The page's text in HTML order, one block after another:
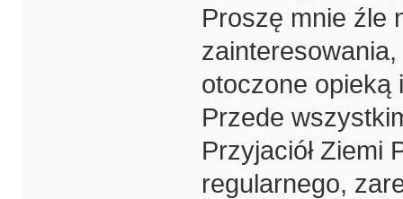
Proszę mnie źle
otoczone opieką
Przede
Przyjaciół Ziemi
regularnego,